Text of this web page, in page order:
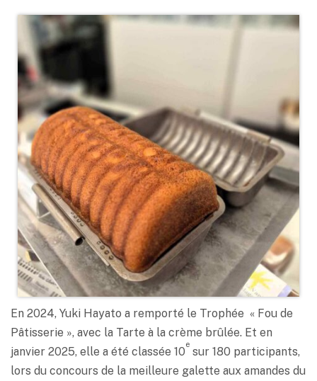
En 2024, Yuki Hayato a remporté le Trophée « Fou de
Pâtisserie », avec la Tarte à la crème brûlée. Et en
janvier 2025, elle a été classée 10
e
sur 180 participants,
lors du concours de la meilleure galette aux amandes du